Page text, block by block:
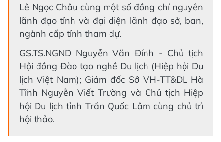
Lê Ngọc Châu cùng một số đồng chí nguyên
lãnh đạo tỉnh và đại diện lãnh đạo sở, ban,
ngành cấp tỉnh tham dự.
GS.TS.NGND Nguyễn Văn Đính - Chủ tịch
Hội đồng Đào tạo nghề Du lịch (Hiệp hội Du
lịch Việt Nam); Giám đốc Sở VH-TT&DL Hà
Tĩnh Nguyễn Viết Trường và Chủ tịch Hiệp
hội Du lịch tỉnh Trần Quốc Lâm cùng chủ trì
hội thảo.